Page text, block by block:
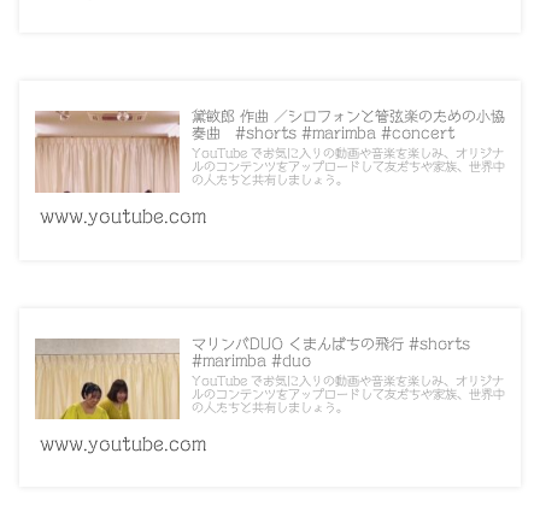
黛敏郎 作曲 ／シロフォンと管弦楽のための小協
奏曲 #shorts #marimba #concert
YouTube でお気に入りの動画や音楽を楽しみ、オリジナ
ルのコンテンツをアップロードして友だちや家族、世界中
の人たちと共有しましょう。
www.youtube.com
マリンバDUO くまんばちの飛行 #shorts
#marimba #duo
YouTube でお気に入りの動画や音楽を楽しみ、オリジナ
ルのコンテンツをアップロードして友だちや家族、世界中
の人たちと共有しましょう。
www.youtube.com